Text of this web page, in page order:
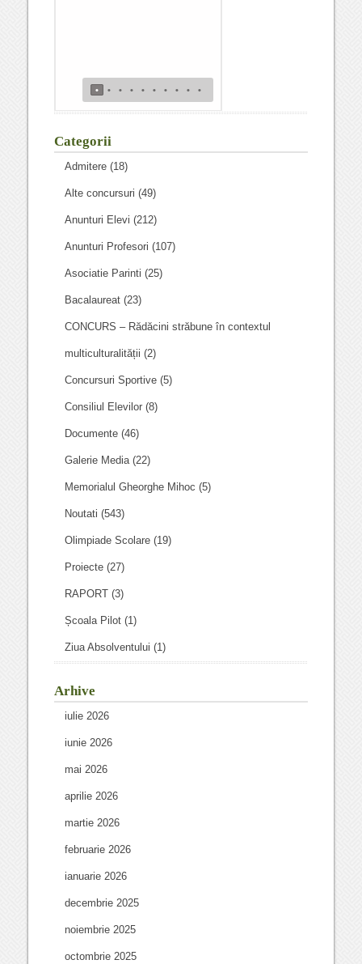
• • • • • • • • • •
Categorii
Admitere (18)
Alte concursuri (49)
Anunturi Elevi (212)
Anunturi Profesori (107)
Asociatie Parinti (25)
Bacalaureat (23)
CONCURS – Rădăcini străbune în contextul
multiculturalității (2)
Concursuri Sportive (5)
Consiliul Elevilor (8)
Documente (46)
Galerie Media(22)
Memorialul Gheorghe Mihoc (5)
Noutati (543)
Olimpiade Scolare (19)
Proiecte (27)
RAPORT (3)
Școala Pilot (1)
Ziua Absolventului (1)
Arhive
iulie 2026
iunie 2026
mai 2026
aprilie 2026
martie 2026
februarie 2026
ianuarie 2026
decembrie 2025
noiembrie 2025
octombrie 2025